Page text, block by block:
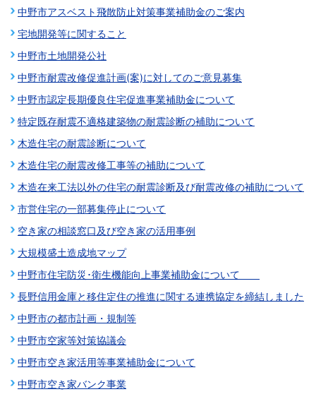
中野市アスベスト飛散防止対策事業補助金のご案内
宅地開発等に関すること
中野市土地開発公社
中野市耐震改修促進計画(案)に対してのご意見募集
中野市認定長期優良住宅促進事業補助金について
特定既存耐震不適格建築物の耐震診断の補助について
木造住宅の耐震診断について
木造住宅の耐震改修工事等の補助について
木造在来工法以外の住宅の耐震診断及び耐震改修の補助について
市営住宅の一部募集停止について
空き家の相談窓口及び空き家の活用事例
大規模盛土造成地マップ
中野市住宅防災･衛生機能向上事業補助金について
長野信用金庫と移住定住の推進に関する連携協定を締結しました
中野市の都市計画・規制等
中野市空家等対策協議会
中野市空き家活用等事業補助金について
中野市空き家バンク事業